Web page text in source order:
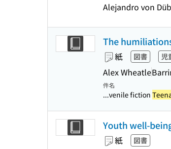
Alejandro von
The
紙 図書 児
Alex Wheatle
件名
...venile fiction
Youth well-
紙 図書